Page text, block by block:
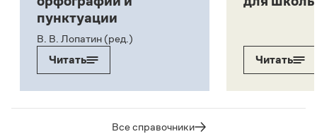
пунктуации
В. В. Лопатин (ред.)
Читать
Читать
Все справочники